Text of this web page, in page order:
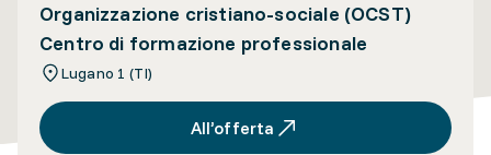
Organizzazione cristiano-sociale (OCST)
Centro di formazione professionale
Lugano 1 (TI)
All’offerta